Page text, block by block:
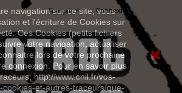
navigation sur ce site, vous
et l'écriture de Cookies sur
Ces Cookies (petits fichiers
votre navigation, actualiser
lors de votre prochaine
connexion. Pour en savoir plus
http://www.cnil.fr/vos-
et-autres-traceurs/que-
Connexion
Français